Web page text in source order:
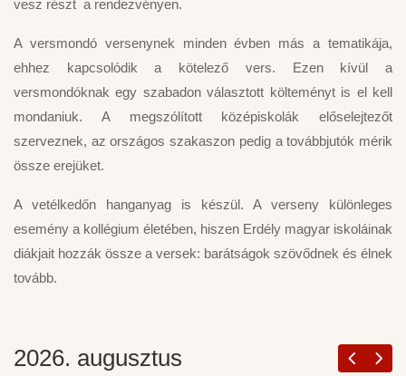
vesz részt a rendezvényen.
A versmondó versenynek minden évben más a tematikája,
ehhez kapcsolódik a kötelező vers. Ezen kívül a
versmondóknak egy szabadon választott költeményt is el kell
mondaniuk. A megszólított középiskolák előselejtezőt
szerveznek, az országos szakaszon pedig a továbbjutók mérik
össze erejüket.
A vetélkedőn hanganyag is készül. A verseny különleges
esemény a kollégium életében, hiszen Erdély magyar iskoláinak
diákjait hozzák össze a versek: barátságok szövődnek és élnek
tovább.
2026. augusztus